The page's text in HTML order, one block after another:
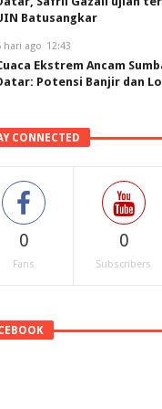
Batusangkar
hari ago 12:43
Ekstrem Ancam
Potensi Banjir dan
CONNECTED
0
Fans
0
Subscribers